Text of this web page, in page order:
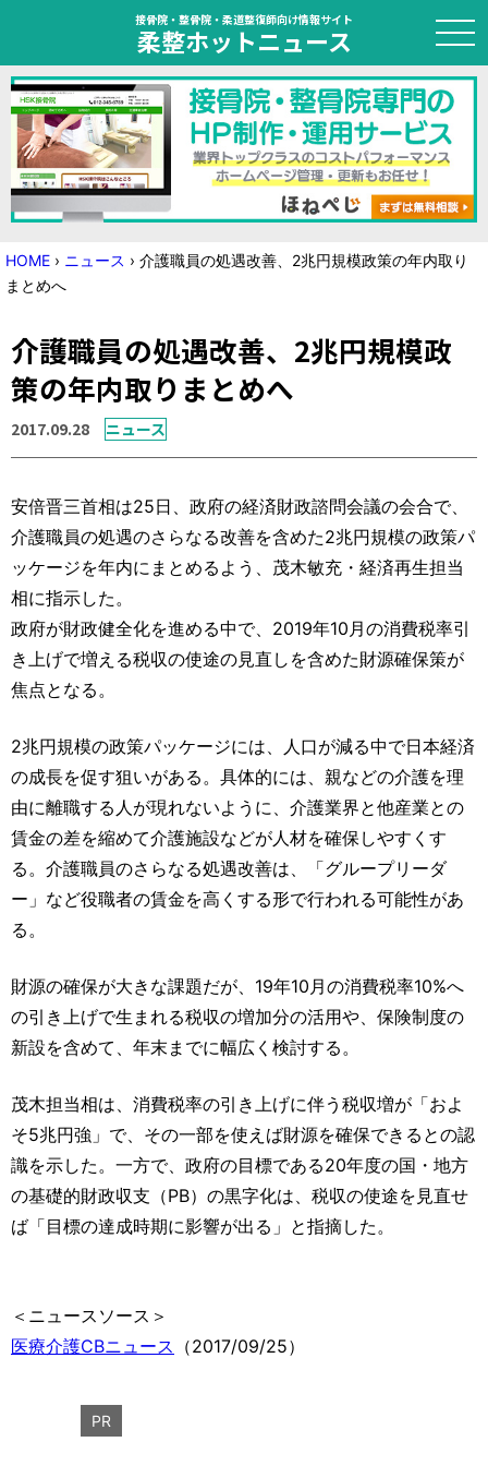
接骨院・整骨院・柔道整復師向け情報サイト
柔整ホットニュース
HOME
トピック
ニュース
国家試験対策
学会・セミナー情報
運営元 お問い合わせ
HOME › ニュース › 介護職員の処遇改善、2兆円規模政策の年内取り
まとめへ
介護職員の処遇改善、2兆円規模政
策の年内取りまとめへ
2017.09.28 ニュース
安倍晋三首相は25日、政府の経済財政諮問会議の会合で、
介護職員の処遇のさらなる改善を含めた2兆円規模の政策パ
ッケージを年内にまとめるよう、茂木敏充・経済再生担当
相に指示した。
政府が財政健全化を進める中で、2019年10月の消費税率引
き上げで増える税収の使途の見直しを含めた財源確保策が
焦点となる。
2兆円規模の政策パッケージには、人口が減る中で日本経済
の成長を促す狙いがある。具体的には、親などの介護を理
由に離職する人が現れないように、介護業界と他産業との
賃金の差を縮めて介護施設などが人材を確保しやすくす
る。介護職員のさらなる処遇改善は、「グループリーダ
ー」など役職者の賃金を高くする形で行われる可能性があ
る。
財源の確保が大きな課題だが、19年10月の消費税率10%へ
の引き上げで生まれる税収の増加分の活用や、保険制度の
新設を含めて、年末までに幅広く検討する。
茂木担当相は、消費税率の引き上げに伴う税収増が「およ
そ5兆円強」で、その一部を使えば財源を確保できるとの認
識を示した。一方で、政府の目標である20年度の国・地方
の基礎的財政収支（PB）の黒字化は、税収の使途を見直せ
ば「目標の達成時期に影響が出る」と指摘した。
＜ニュースソース＞
医療介護CBニュース （2017/09/25）
PR